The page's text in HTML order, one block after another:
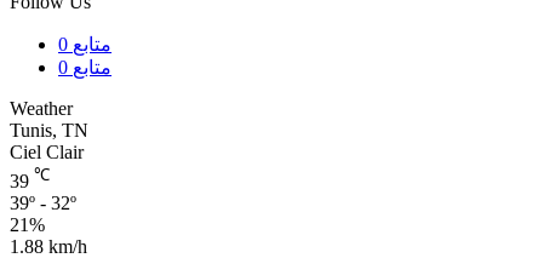
0 متابع
0 متابع
Weather
Tunis, TN
Ciel Clair
39 ℃
39º - 32º
21%
1.88 km/h